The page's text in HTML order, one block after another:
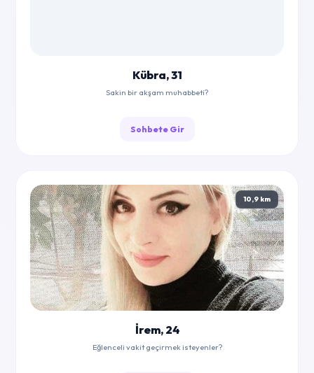
Kübra, 31
Sakin bir akşam muhabbeti?
Sohbete Gir
10,9 km
İrem, 24
Eğlenceli vakit geçirmek isteyenler?